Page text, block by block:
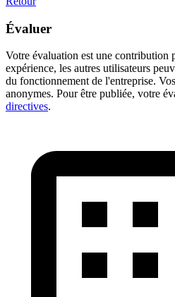
Évaluer
Votre évaluation est une contribution
expérience, les autres utilisateurs
du fonctionnement de l'entreprise.
anonymes. Pour être publiée, votre
directives.